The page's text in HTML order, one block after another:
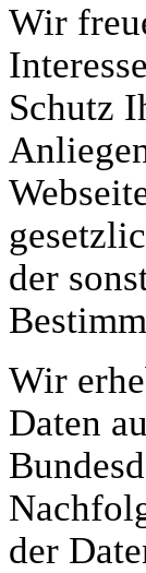
Wir
Schutz
der
Wir
Daten
der